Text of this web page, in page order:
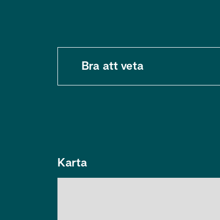
Bra att veta
Karta